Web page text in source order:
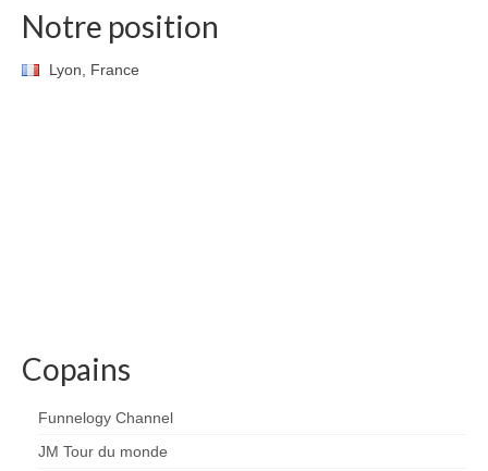
Notre position
Lyon, France
Copains
Funnelogy Channel
JM Tour du monde